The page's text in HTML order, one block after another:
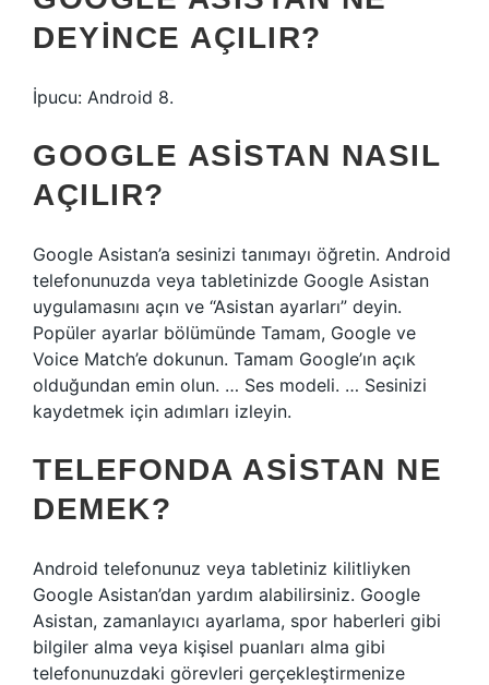
DEYINCE AÇILIR?
İpucu: Android 8.
GOOGLE ASISTAN NASIL
AÇILIR?
Google Asistan’a sesinizi tanımayı öğretin. Android
telefonunuzda veya tabletinizde Google Asistan
uygulamasını açın ve “Asistan ayarları” deyin.
Popüler ayarlar bölümünde Tamam, Google ve
Voice Match’e dokunun. Tamam Google’ın açık
olduğundan emin olun. … Ses modeli. … Sesinizi
kaydetmek için adımları izleyin.
TELEFONDA ASISTAN NE
DEMEK?
Android telefonunuz veya tabletiniz kilitliyken
Google Asistan’dan yardım alabilirsiniz. Google
Asistan, zamanlayıcı ayarlama, spor haberleri gibi
bilgiler alma veya kişisel puanları alma gibi
telefonunuzdaki görevleri gerçekleştirmenize